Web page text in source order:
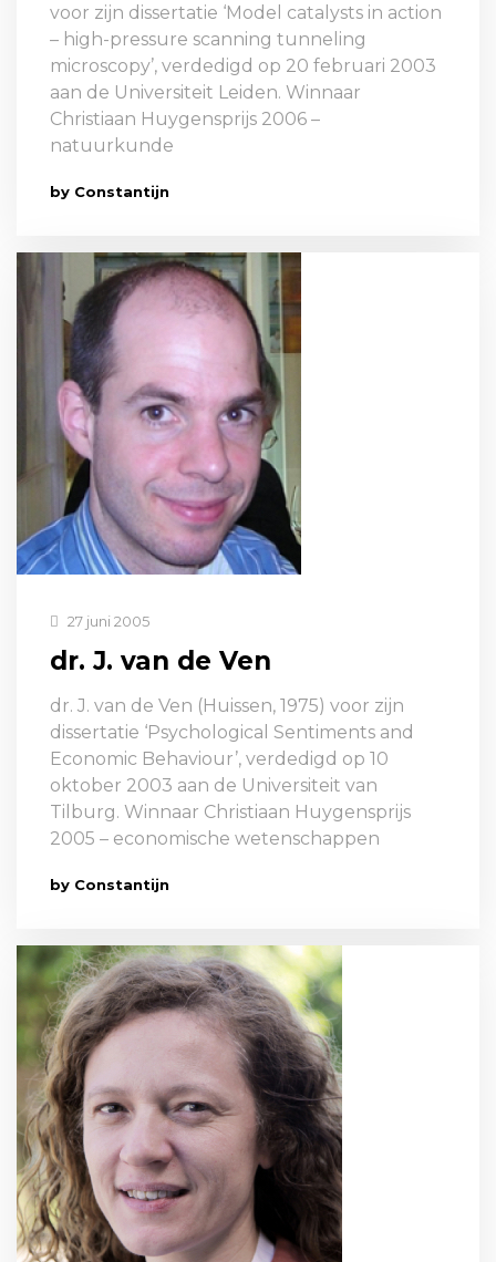
voor zijn dissertatie ‘Model catalysts in action
– high-pressure scanning tunneling
microscopy’, verdedigd op 20 februari 2003
aan de Universiteit Leiden. Winnaar
Christiaan Huygensprijs 2006 –
natuurkunde
by Constantijn
27 juni 2005
dr. J. van de Ven
dr. J. van de Ven (Huissen, 1975) voor zijn
dissertatie ‘Psychological Sentiments and
Economic Behaviour’, verdedigd op 10
oktober 2003 aan de Universiteit van
Tilburg. Winnaar Christiaan Huygensprijs
2005 – economische wetenschappen
by Constantijn